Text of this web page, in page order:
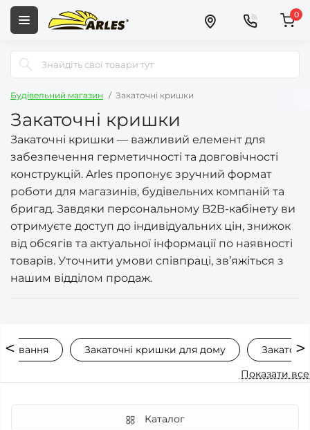
0
Будівельний магазин Закаточні кришки
Закаточні кришки
Закаточні кришки — важливий елемент для
забезпечення герметичності та довговічності
конструкцій. Arles пропонує зручний формат
роботи для магазинів, будівельних компаній та
бригад. Завдяки персональному B2B-кабінету ви
отримуєте доступ до індивідуальних цін, знижок
від обсягів та актуальної інформації по наявності
товарів. Уточнити умови співпраці, зв’яжіться з
нашим відділом продаж.
Закаточні кришки для дому
Показати все
Каталог